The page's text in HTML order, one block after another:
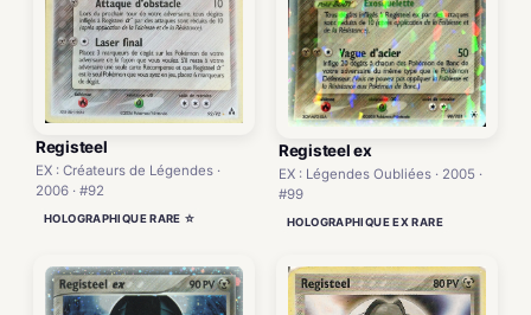
Registeel
EX : Créateurs de Légendes ·
2006 · #92
HOLOGRAPHIQUE RARE ☆
Registeel ex
EX : Légendes Oubliées · 2005 ·
#99
HOLOGRAPHIQUE EX RARE